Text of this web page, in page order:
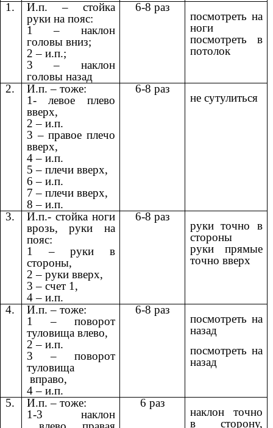
1.
И.п. – стойка
руки на пояс:
1 – наклон
головы вниз;
2 – и.п.;
3 – наклон
головы назад
6-8 раз
посмотреть на
ноги
посмотреть в
потолок
2.
И.п. – тоже:
1- левое плево
вверх,
2 – и.п.
3 – правое плечо
вверх,
4 – и.п.
5 – плечи вверх,
6 – и.п.
7 – плечи вверх,
8 – и.п.
6-8 раз
не сутулиться
3.
И.п.- стойка ноги
врозь, руки на
пояс:
1 – руки в
стороны,
2 – руки вверх,
3 – счет 1,
4 – и.п.
6-8 раз
руки точно в
стороны
руки прямые
точно вверх
4.
И.п. – тоже:
1 – поворот
туловища влево,
2 – и.п.
3 – поворот
туловища
вправо,
4 – и.п.
6-8 раз
посмотреть на
назад
посмотреть на
назад
5.
И.п. – тоже:
1-3 наклон
6 раз
наклон точно
в сторону,